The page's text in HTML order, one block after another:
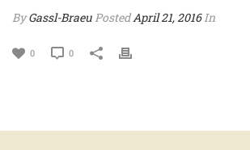
ByGassl-BraeuPostedApril 21, 2016In
0 0